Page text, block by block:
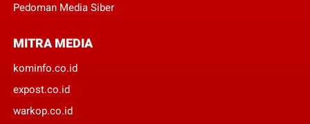
Pedoman Media Siber
MITRA MEDIA
kominfo.co.id
expost.co.id
warkop.co.id